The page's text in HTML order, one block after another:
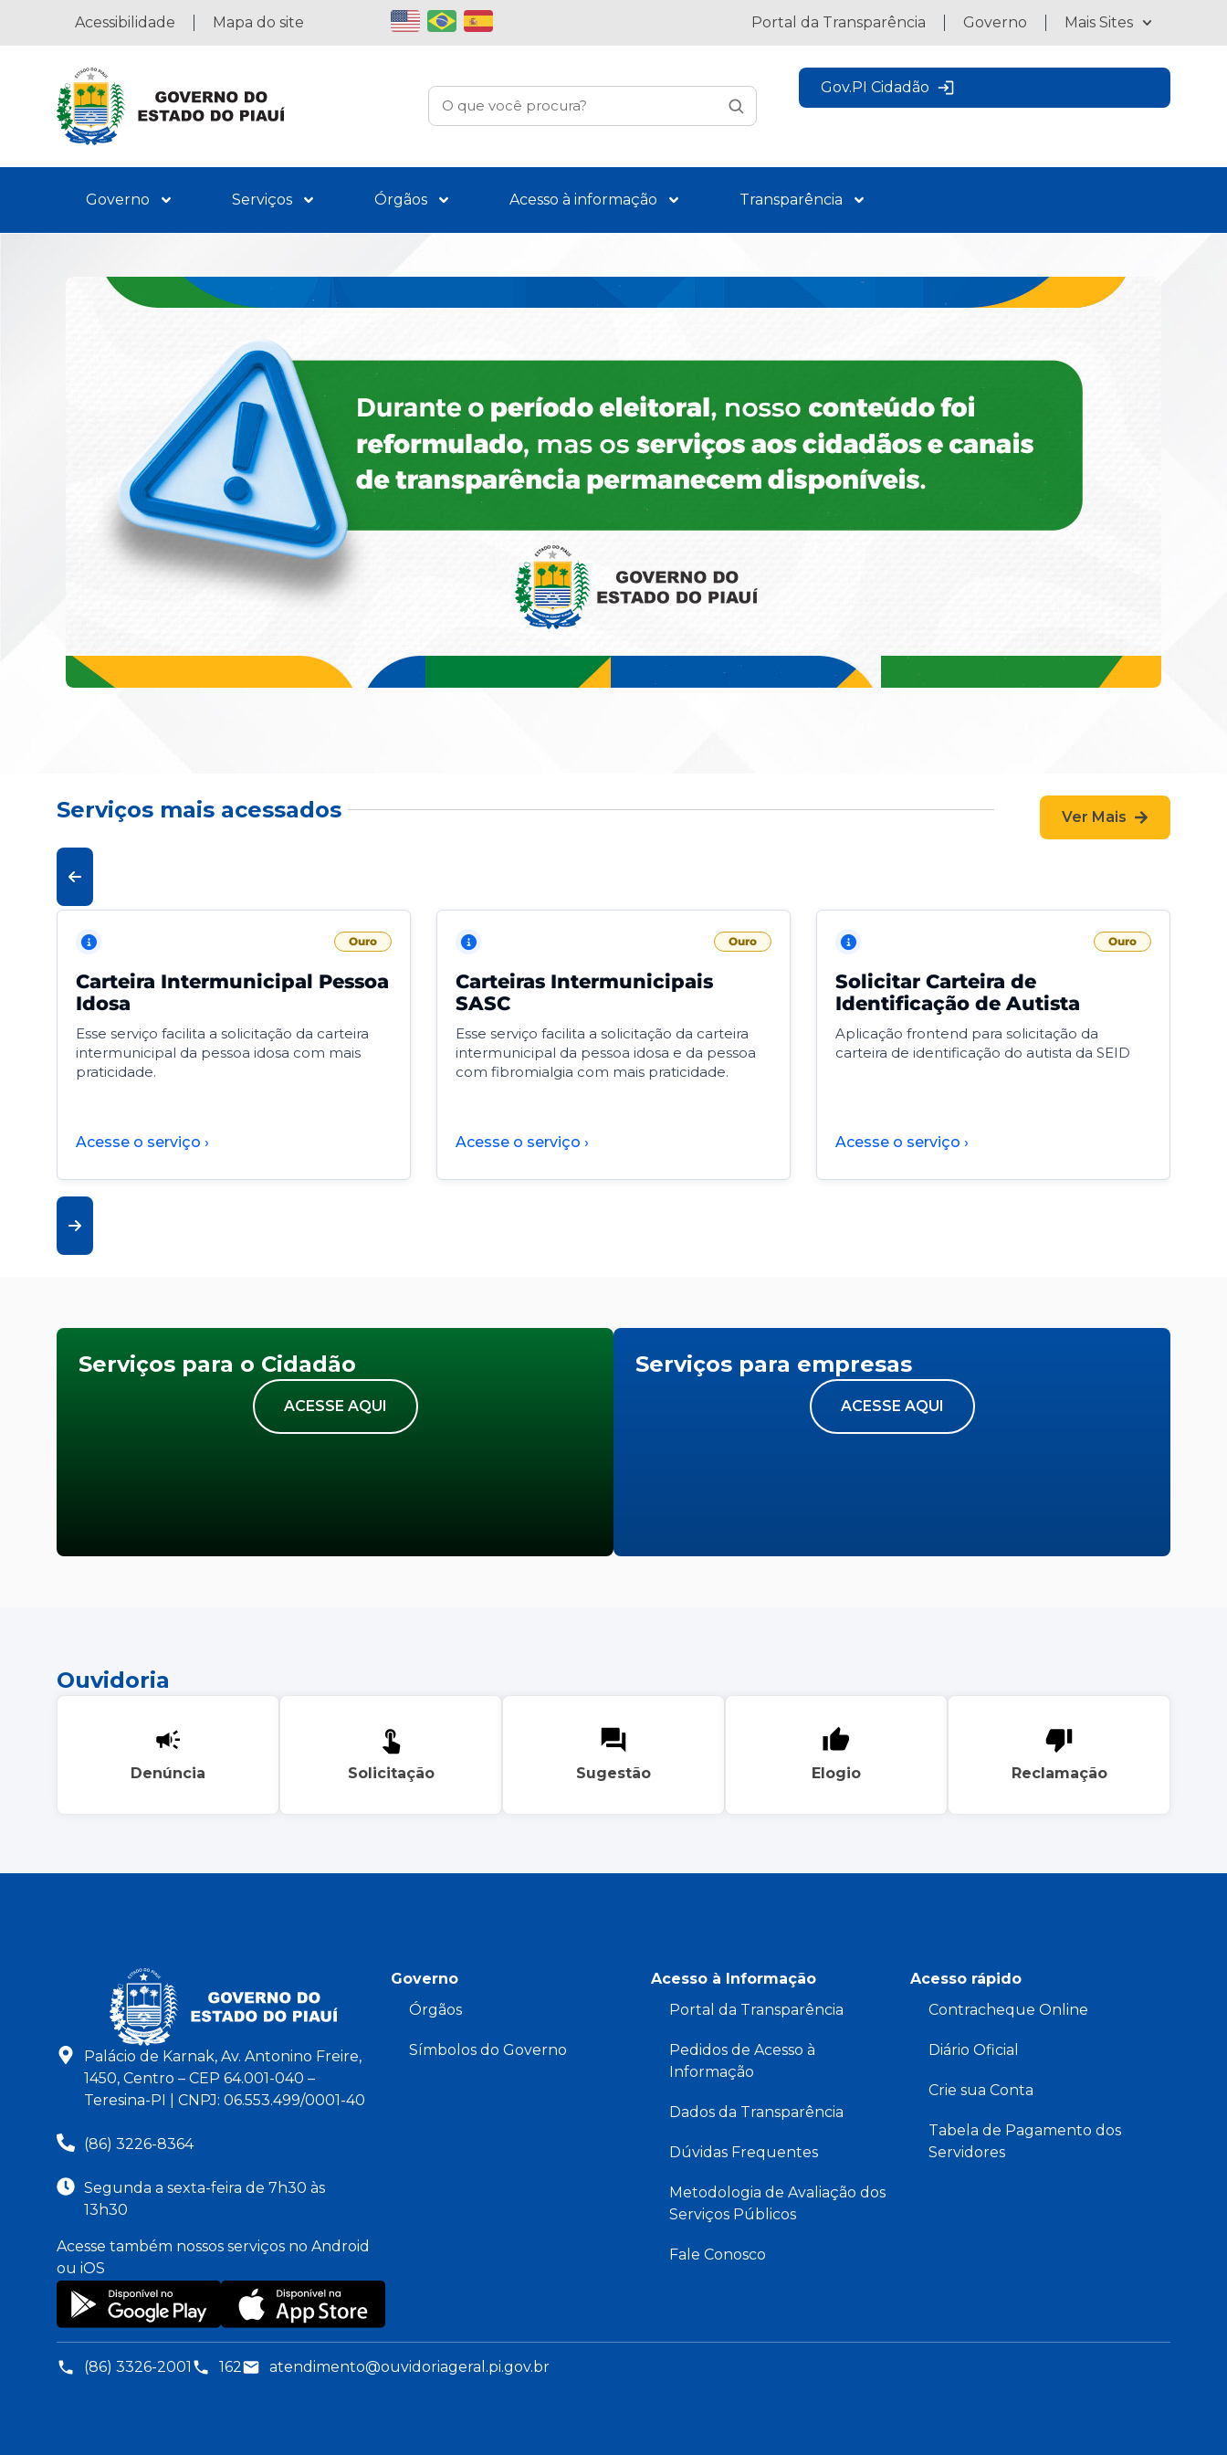
Acessibilidade Mapa do site Portal da Transparência Governo Mais Sites
Gov.PI Cidadão
Governo Serviços Órgãos Acesso à informação Transparência
Serviços mais acessados Ver Mais
Ouro
Carteira Intermunicipal Pessoa
Idosa
Esse serviço facilita a solicitação da carteira
intermunicipal da pessoa idosa com mais
praticidade.
Acesse o serviço ›
Ouro
Carteiras Intermunicipais
SASC
Esse serviço facilita a solicitação da carteira
intermunicipal da pessoa idosa e da pessoa
com fibromialgia com mais praticidade.
Acesse o serviço ›
Ouro
Solicitar Carteira de
Identificação de Autista
Aplicação frontend para solicitação da
carteira de identificação do autista da SEID
Acesse o serviço ›
Serviços para o Cidadão
ACESSE AQUI
Serviços para empresas
ACESSE AQUI
Ouvidoria
Denúncia Solicitação Sugestão Elogio Reclamação
Palácio de Karnak, Av. Antonino Freire,
1450, Centro – CEP 64.001-040 –
Teresina-PI | CNPJ: 06.553.499/0001-40
(86) 3226-8364
Segunda a sexta-feira de 7h30 às
13h30
Acesse também nossos serviços no Android
ou iOS
Governo
Órgãos
Símbolos do Governo
Acesso à Informação
Portal da Transparência
Pedidos de Acesso à
Informação
Dados da Transparência
Dúvidas Frequentes
Metodologia de Avaliação dos
Serviços Públicos
Fale Conosco
Acesso rápido
Contracheque Online
Diário Oficial
Crie sua Conta
Tabela de Pagamento dos
Servidores
(86) 3326-2001 162 atendimento@ouvidoriageral.pi.gov.br